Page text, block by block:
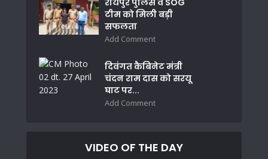
रायपुर पुलिस व SOG
टीम को मिली बड़ी
सफलता
Add Comment
दिवंगत कैबिनेट मंत्री
चंदन राम दास को सरयू
घाट पर...
Add Comment
VIDEO OF THE DAY